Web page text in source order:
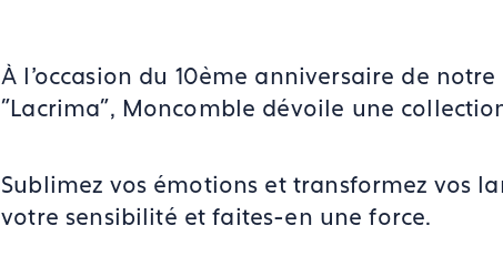
À l'occasion du 10ème anniversaire de
"Lacrima", Moncomble dévoile une
Sublimez vos émotions et transformez vos
votre sensibilité et faites-en une force.